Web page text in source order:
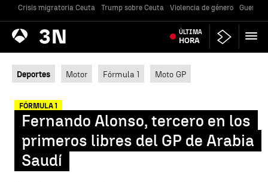
Crisis migratoria Ceuta Trump sobre Ceuta Violencia de género Guerra
Antena
3 Noticias ÚLTIMA
HORA
Deportes Motor Fórmula 1 Moto GP
FÓRMULA 1
Fernando Alonso, tercero en los
primeros libres del GP de Arabia
Saudí